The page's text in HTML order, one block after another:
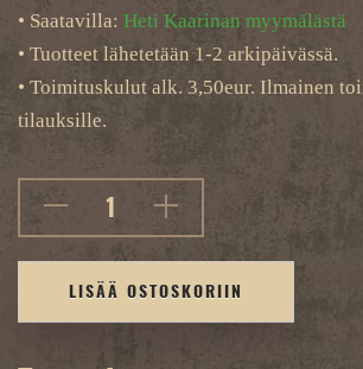
• Saatavilla: Heti Kaarinan myymälästä
• Tuotteet lähetetään 1-2 arkipäivässä.
• Toimituskulut alk. 3,50eur. Ilmainen
tilauksille.
LISÄÄ OSTOSKORIIN